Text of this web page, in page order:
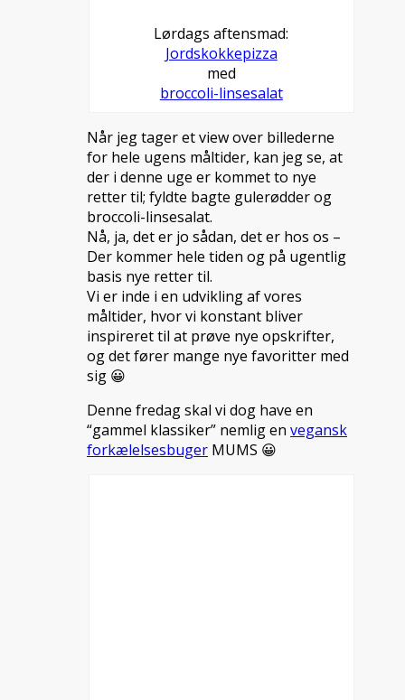
Lørdags aftensmad:
Jordskokkepizza
med
broccoli-linsesalat
Når jeg tager et view over billederne
for hele ugens måltider, kan jeg se, at
der i denne uge er kommet to nye
retter til; fyldte bagte gulerødder og
broccoli-linsesalat.
Nå, ja, det er jo sådan, det er hos os –
Der kommer hele tiden og på ugentlig
basis nye retter til.
Vi er inde i en udvikling af vores
måltider, hvor vi konstant bliver
inspireret til at prøve nye opskrifter,
og det fører mange nye favoritter med
sig 😀
Denne fredag skal vi dog have en
“gammel klassiker” nemlig en vegansk
forkælelsesbuger MUMS 😀